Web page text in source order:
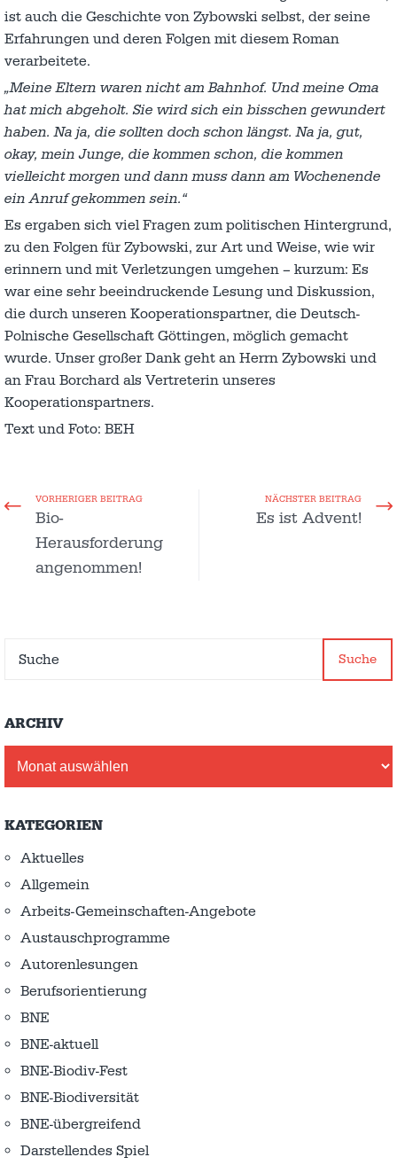
ist auch die Geschichte von Zybowski selbst, der seine
Erfahrungen und deren Folgen mit diesem Roman
verarbeitete.
„Meine Eltern waren nicht am Bahnhof. Und meine Oma
hat mich abgeholt. Sie wird sich ein bisschen gewundert
haben. Na ja, die sollten doch schon längst. Na ja, gut,
okay, mein Junge, die kommen schon, die kommen
vielleicht morgen und dann muss dann am Wochenende
ein Anruf gekommen sein.“
Es ergaben sich viel Fragen zum politischen Hintergrund,
zu den Folgen für Zybowski, zur Art und Weise, wie wir
erinnern und mit Verletzungen umgehen – kurzum: Es
war eine sehr beeindruckende Lesung und Diskussion,
die durch unseren Kooperationspartner, die Deutsch-
Polnische Gesellschaft Göttingen, möglich gemacht
wurde. Unser großer Dank geht an Herrn Zybowski und
an Frau Borchard als Vertreterin unseres
Kooperationspartners.
Text und Foto: BEH
VORHERIGER BEITRAG
Bio-
Herausforderung
angenommen!
NÄCHSTER BEITRAG
Es ist Advent!
Suche
ARCHIV
KATEGORIEN
Aktuelles
Allgemein
Arbeits-Gemeinschaften-Angebote
Austausch­programme
Autorenlesungen
Berufsorientierung
BNE
BNE-aktuell
BNE-Biodiv-Fest
BNE-Biodiversität
BNE-übergreifend
Darstellendes Spiel